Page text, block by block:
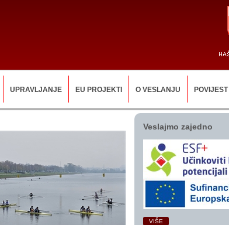
UPRAVLJANJE EU PROJEKTI O VESLANJU POVIJEST
Veslajmo zajedno
VIŠE